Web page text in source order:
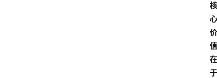
核
心
价
值
在
于